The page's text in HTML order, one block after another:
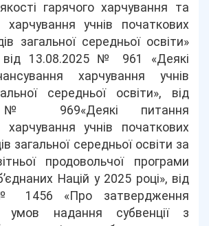
гарячого харчування та
харчування учнів початкових
загальної середньої освіти»
від 13.08.2025 № 961 «Деякі
харчування учнів
середньої освіти», від
№ 969«Деякі питання
харчування учнів початкових
загальної середньої освіти за
продовольчої програми
Націй у 2025 році», від
1456 «Про затвердження
умов надання субвенції з